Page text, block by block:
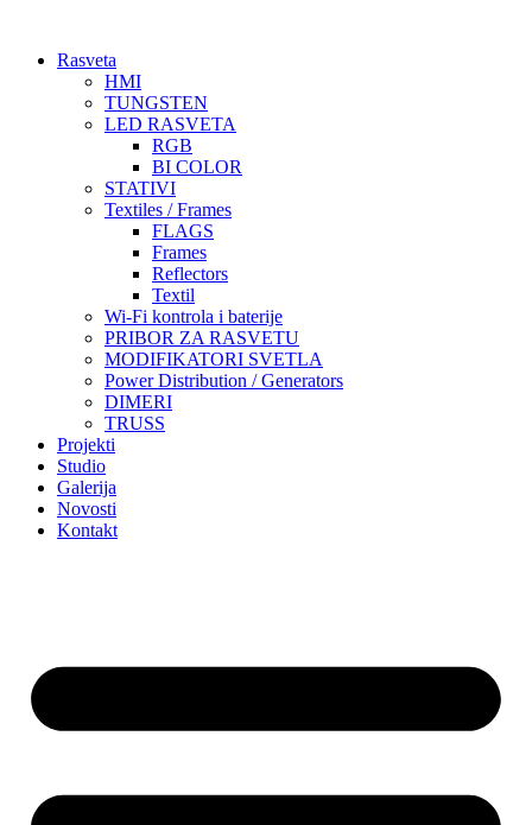
sadržajRasveta
HMI
TUNGSTEN
LED RASVETA
RGB
BI COLOR
STATIVI
Textiles / Frames
FLAGS
Frames
Reflectors
Textil
Wi-Fi kontrola i baterije
PRIBOR ZA RASVETU
MODIFIKATORI SVETLA
Power Distribution / Generators
DIMERI
TRUSS
Projekti
Studio
Galerija
Novosti
Kontakt